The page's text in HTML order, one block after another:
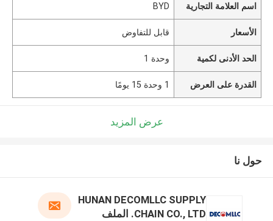
اسم العلامة التجارية BYD
الأسعار قابل للتفاوض
الحد الأدنى لكمية وحدة 1
القدرة على العرض 1 وحدة 15 يومًا
عرض المزيد
حول نا
HUNAN DECOMLLC SUPPLY
CHAIN CO., LTD. الملف